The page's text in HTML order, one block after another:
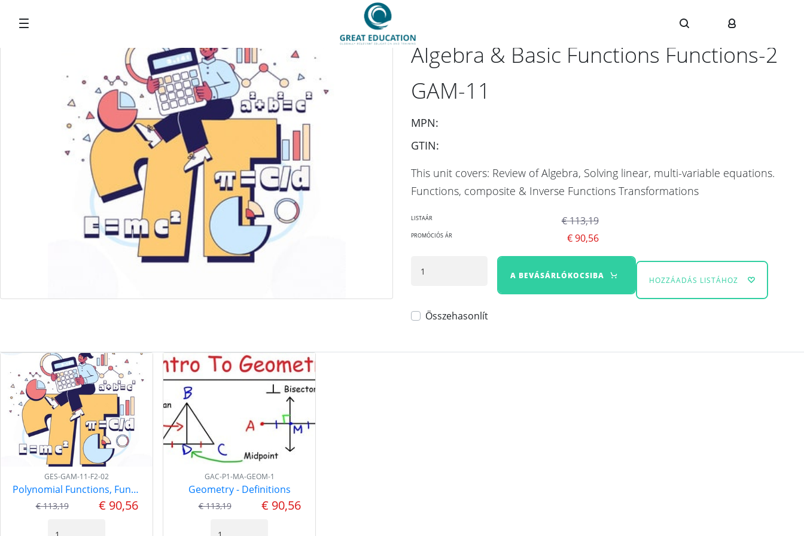
Algebra & Basic Functions Functions-2
GAM-11
MPN:
GTIN:
This unit covers: Review of Algebra, Solving linear, multi-variable equations.
Functions, composite & Inverse Functions Transformations
listaár € 113,19
promóciós ár € 90,56
A BEVÁSÁRLÓKOCSIBA HOZZÁADÁS LISTÁHOZ
Összehasonlít
GES-GAM-11-F2-02
Polynomial Functions, Functions-2 GAM-11
€ 113,19 € 90,56
GAC-P1-MA-GEOM-1
Geometry - Definitions
€ 113,19 € 90,56